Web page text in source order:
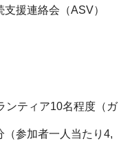
援連絡会（ASV）
ンティア10名程度（ ガ
（参加者一人当たり4,